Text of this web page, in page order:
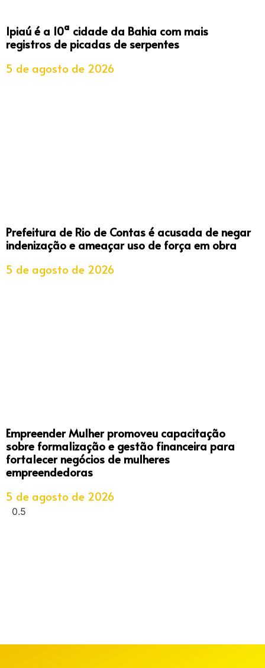
Ipiaú é a 10ª cidade da Bahia com mais
registros de picadas de serpentes
5 de agosto de 2026
Prefeitura de Rio de Contas é acusada de negar
indenização e ameaçar uso de força em obra
5 de agosto de 2026
Empreender Mulher promoveu capacitação
sobre formalização e gestão financeira para
fortalecer negócios de mulheres
empreendedoras
5 de agosto de 2026